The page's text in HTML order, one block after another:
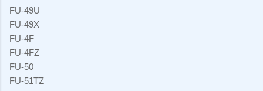
FU-49U
FU-49X
FU-4F
FU-4FZ
FU-50
FU-51TZ